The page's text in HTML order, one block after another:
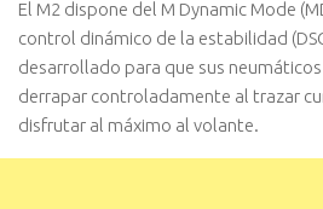
El M2 dispone del M Dynamic Mode
control dinámico de la estabilidad
desarrollado para que sus
derrapar controladamente al trazar
disfrutar al máximo al volante.